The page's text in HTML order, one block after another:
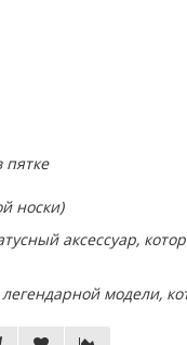
носки)
аксессуар,
модели,